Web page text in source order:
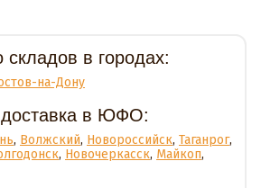
в городах:
на-Дону
в ЮФО:
, Волжский, Новороссийск, Таганрог,
, Новочеркасск, Майкоп,